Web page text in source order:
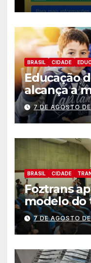
BRASIL CIDADE
Educação
alcança a
história no
7 DE AGOSTO
BRASIL CIDADE
Foztrans
modelo do
coletivo
pública e
sistema
eficiente
7 DE AGOSTO